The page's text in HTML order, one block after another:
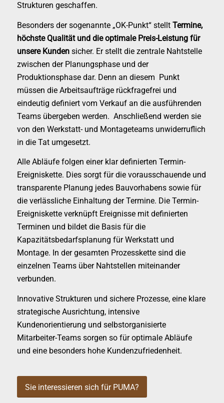
Strukturen geschaffen.
Besonders der sogenannte „OK-Punkt“ stellt Termine,
höchste Qualität und die optimale Preis-Leistung für
unsere Kunden sicher. Er stellt die zentrale Nahtstelle
zwischen der Planungsphase und der
Produktionsphase dar. Denn an diesem Punkt
müssen die Arbeitsaufträge rückfragefrei und
eindeutig definiert vom Verkauf an die ausführenden
Teams übergeben werden. Anschließend werden sie
von den Werkstatt- und Montageteams unwiderruflich
in die Tat umgesetzt.
Alle Abläufe folgen einer klar definierten Termin-
Ereigniskette. Dies sorgt für die vorausschauende und
transparente Planung jedes Bauvorhabens sowie für
die verlässliche Einhaltung der Termine. Die Termin-
Ereigniskette verknüpft Ereignisse mit definierten
Terminen und bildet die Basis für die
Kapazitätsbedarfsplanung für Werkstatt und
Montage. In der gesamten Prozesskette sind die
einzelnen Teams über Nahtstellen miteinander
verbunden.
Innovative Strukturen und sichere Prozesse, eine klare
strategische Ausrichtung, intensive
Kundenorientierung und selbstorganisierte
Mitarbeiter-Teams sorgen so für optimale Abläufe
und eine besonders hohe Kundenzufriedenheit.
Sie interessieren sich für PUMA?